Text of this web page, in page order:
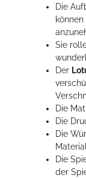
Die
Sie
Der
Die
Die
Die
Die
der